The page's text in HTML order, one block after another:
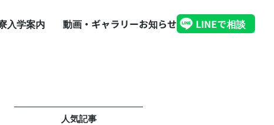
入学案内 動画・ギャラリーお知らせ LINEで相談
人気記事